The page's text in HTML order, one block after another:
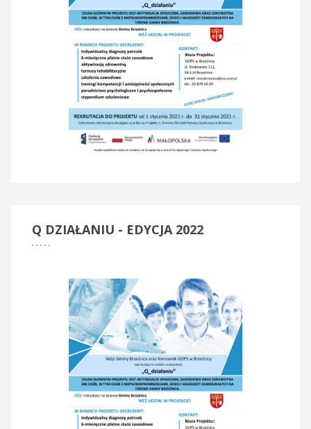
Klub Seniora - Brzeźnica
Q DZIAŁANIU - EDYCJA 2022